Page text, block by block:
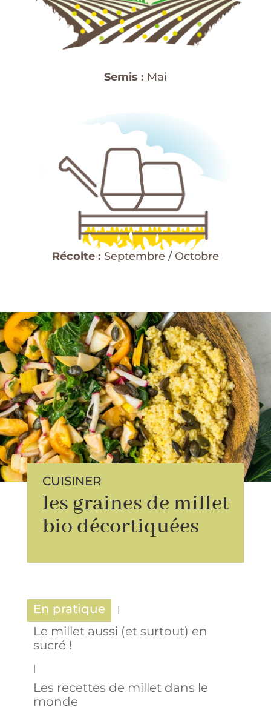
Semis : Mai
Récolte : Septembre / Octobre
CUISINER
les graines de millet
bio décortiquées
En pratique
Le millet aussi (et surtout) en
sucré !
Les recettes de millet dans le
monde